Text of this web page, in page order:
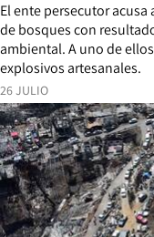
26 JULIO
El ente persecutor
de bosques con
ambiental. A uno de
explosivos artesanales.